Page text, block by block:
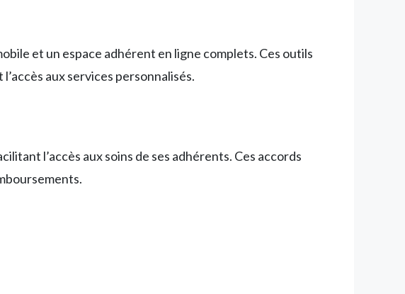
et un espace adhérent en ligne complets. Ces outils
aux services personnalisés.
l’accès aux soins de ses adhérents. Ces accords